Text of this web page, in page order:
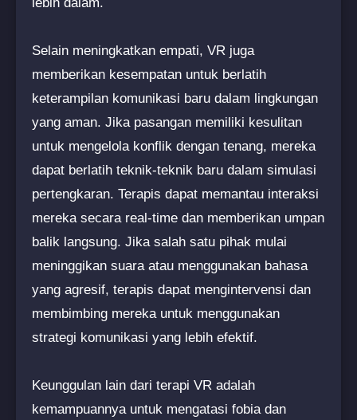
Selain meningkatkan empati, VR juga
memberikan kesempatan untuk berlatih
keterampilan komunikasi baru dalam lingkungan
yang aman. Jika pasangan memiliki kesulitan
untuk mengelola konflik dengan tenang, mereka
dapat berlatih teknik-teknik baru dalam simulasi
pertengkaran. Terapis dapat memantau interaksi
mereka secara real-time dan memberikan umpan
balik langsung. Jika salah satu pihak mulai
meninggikan suara atau menggunakan bahasa
yang agresif, terapis dapat mengintervensi dan
membimbing mereka untuk menggunakan
strategi komunikasi yang lebih efektif.
Keunggulan lain dari terapi VR adalah
kemampuannya untuk mengatasi fobia dan